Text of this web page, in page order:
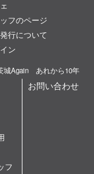
フのページ
行について
ン
城Again あれから10年
フ
お問い合わせ